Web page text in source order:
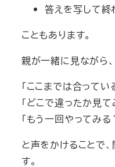
答えを写して終
こともあります。
親が一緒に見ながら、
「ここまでは合ってい
「どこで違ったか見て
「もう一回やってみる
と声をかけることで
す。